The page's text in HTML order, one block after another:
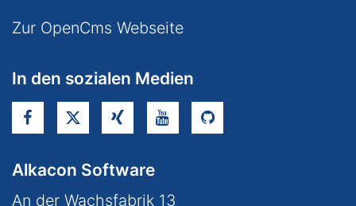
Zur OpenCms Webseite
In den sozialen Medien
Alkacon Software
An der Wachsfabrik 13